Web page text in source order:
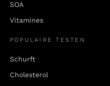
SOA
Vitamines
POPULAIRE TESTEN
Schurft
Cholesterol